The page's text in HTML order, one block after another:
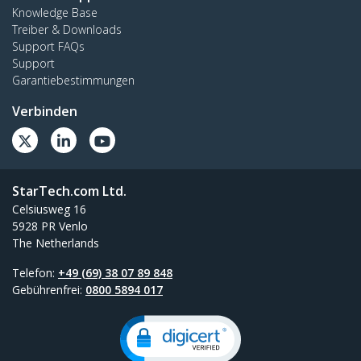
Knowledge Base
Treiber & Downloads
Support FAQs
Support
Garantiebestimmungen
Verbinden
StarTech.com Ltd.
Celsiusweg 16
5928 PR Venlo
The Netherlands
Telefon: +49 (69) 38 07 89 848
Gebührenfrei: 0800 5894 017